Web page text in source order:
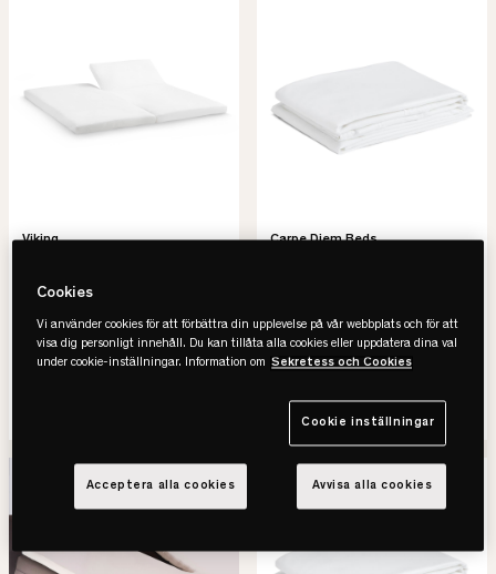
Viking
• Lakan för ställbara sängar
• Finns i flera storlekar
1.590 kr
Carpe Diem Beds
• OEKO-TEX-Certifierad
1.530 kr
Cookies
Vi använder cookies för att förbättra din upplevelse på vår webbplats och för att
visa dig personligt innehåll. Du kan tillåta alla cookies eller uppdatera dina val
under cookie-inställningar. Information om Sekretess och Cookies
Cookie inställningar
Avvisa alla cookies
Acceptera alla cookies